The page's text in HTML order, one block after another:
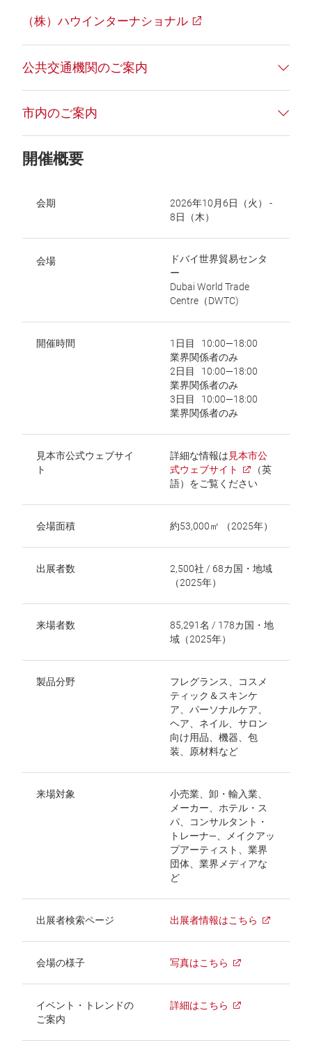
（株）ハウインターナショナル
公共交通機関のご案内
市内のご案内
開催概要
会期
2026年10月6日（火） ‐
8日（木）
会場
ドバイ世界貿易センタ
ー
Dubai World Trade
Centre（DWTC)
開催時間
1日目 10:00―18:00
業界関係者のみ
2日目 10:00―18:00
業界関係者のみ
3日目 10:00―18:00
業界関係者のみ
見本市公式ウェブサイ
ト
詳細な情報は 見本市公
式ウェブサイト
（英
語）をご覧ください
会場面積 約53,000㎡ （2025年）
出展者数
2,500社 / 68カ国・地域
（2025年）
来場者数
85,291名 / 178カ国・地
域（2025年）
製品分野
フレグランス、コスメ
ティック＆スキンケ
ア、パーソナルケア、
ヘア、ネイル、サロン
向け用品、機器、包
装、原材料など
来場対象
小売業、卸・輸入業、
メーカー、ホテル・ス
パ、コンサルタント・
トレーナ―、メイクアッ
プアーティスト、業界
団体、 業界メディアな
ど
出展者検索ページ 出展者情報はこちら
会場の様子 写真はこちら
イベント・トレンドの
ご案内
詳細はこちら